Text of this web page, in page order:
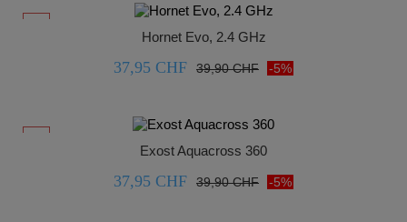
Hornet Evo, 2.4 GHz
37,95 CHF 39,90 CHF -5%
Exost Aquacross 360
37,95 CHF 39,90 CHF -5%